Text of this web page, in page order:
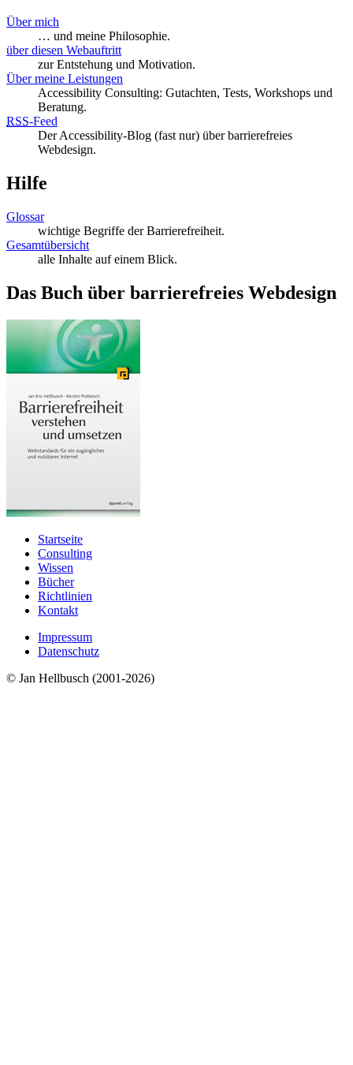
Über mich
… und meine Philosophie.
über diesen Webauftritt
zur Entstehung und Motivation.
Über meine Leistungen
Accessibility Consulting: Gutachten, Tests, Workshops und
Beratung.
RSS-Feed
Der Accessibility-Blog (fast nur) über barrierefreies
Webdesign.
Hilfe
Glossar
wichtige Begriffe der Barrierefreiheit.
Gesamtübersicht
alle Inhalte auf einem Blick.
Das Buch über barrierefreies Webdesign
Startseite
Consulting
Wissen
Bücher
Richtlinien
Kontakt
Impressum
Datenschutz
© Jan Hellbusch (2001-2026)